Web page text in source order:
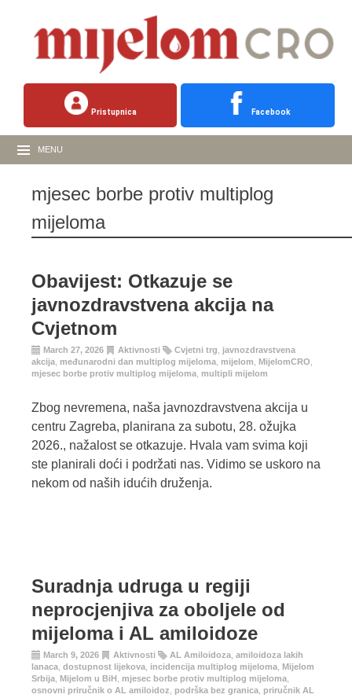
Pristupnica Facebook
MENU
mjesec borbe protiv multiplog
mijeloma
Obavijest: Otkazuje se
javnozdravstvena akcija na
Cvjetnom
March 27, 2026 Aktivnosti Cvjetni trg
javnozdravstvena
akcija međunarodni dan multiplog mijeloma mijelom MijelomCRO
mjesec borbe protiv multiplog mijeloma multipli mijelom
Zbog nevremena, naša javnozdravstvena akcija u
centru Zagreba, planirana za subotu, 28. ožujka
2026., nažalost se otkazuje. Hvala vam svima koji
ste planirali doći i podržati nas. Vidimo se uskoro na
nekom od naših idućih druženja.
Suradnja udruga u regiji
neprocjenjiva za oboljele od
mijeloma i AL amiloidoze
March 9, 2026 Aktivnosti AL Amiloidoza amiloidoza lakih
lanaca dostupnost lijekova incidencija multiplog mijeloma Mijelom
Srbija Mijelom u BiH mjesec borbe protiv multiplog mijeloma
osnovni priručnik o AL amiloidoz
podrška bez granica priručnik AL